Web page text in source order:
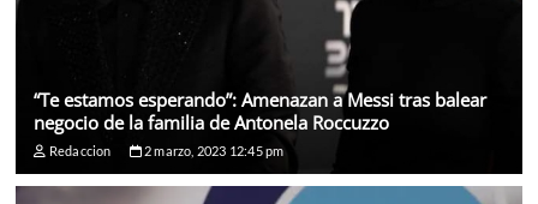
“Te estamos esperando”: Amenazan a Messi tras balear
negocio de la familia de Antonela Roccuzzo
Redaccion 2 marzo, 2023 12:45 pm